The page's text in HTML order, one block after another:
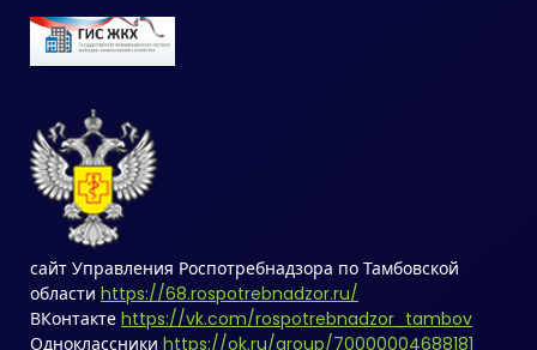
сайт Управления Роспотребнадзора по Тамбовской
области https://68.rospotrebnadzor.ru/
ВКонтакте https://vk.com/rospotrebnadzor_tambov
Одноклассники https://ok.ru/group/70000004688181